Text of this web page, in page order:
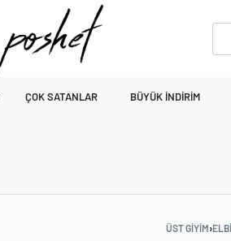
ÇOK SATANLAR BÜYÜK İNDIRIM
ÜST GIYIM›